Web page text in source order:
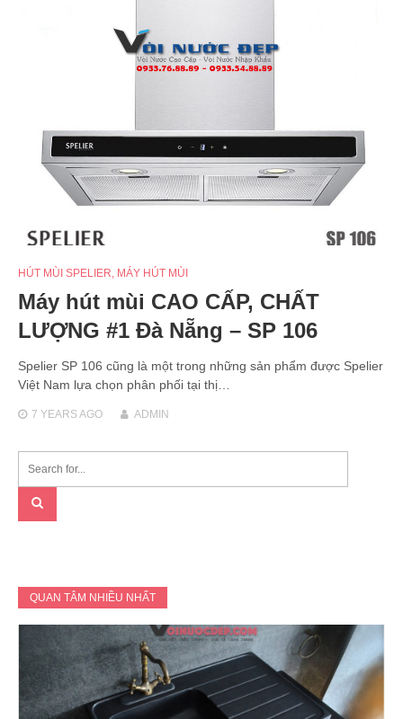
HÚT MÙI SPELIER, MÁY HÚT MÙI
Máy hút mùi CAO CẤP, CHẤT
LƯỢNG #1 Đà Nẵng – SP 106
Spelier SP 106 cũng là một trong những sản phẩm được Spelier
Việt Nam lựa chọn phân phối tại thị…
7 YEARSAGO ADMIN
QUAN TÂM NHIỀU NHẤT